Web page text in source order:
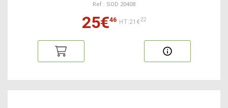
Ref : SOD 20408
25€46 HT:21€22